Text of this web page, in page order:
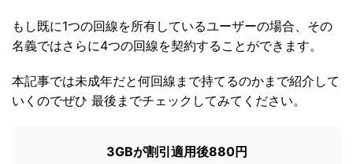
もし既に1つの回線を所有しているユーザーの場合、その
名義ではさらに4つの回線を契約することができます。
本記事では未成年だと何回線まで持てるのかまで紹介して
いくのでぜひ 最後までチェックしてみてください。
3GBが割引適用後880円